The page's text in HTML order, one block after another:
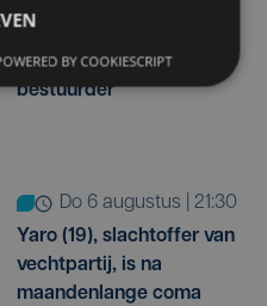
tussenkomen na
agressief gedrag
bestuurder
do 6 augustus | 21:30
Yaro (19), slachtoffer van
vechtpartij, is na
maandenlange coma
BY COOKIESCRIPT